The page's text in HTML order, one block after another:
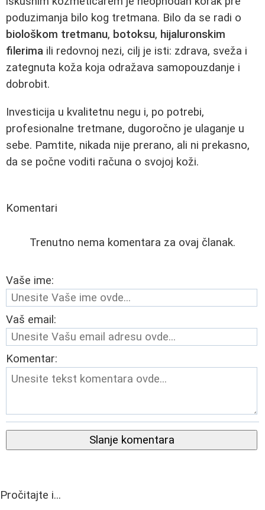
poduzimanja bilo kog tretmana. Bilo da se radi o
biološkom tretmanu, botoksu, hijaluronskim
filerima ili redovnoj nezi, cilj je isti: zdrava, sveža i
zategnuta koža koja odražava samopouzdanje i
dobrobit.
Investicija u kvalitetnu negu i, po potrebi,
profesionalne tretmane, dugoročno je ulaganje u
sebe. Pamtite, nikada nije prerano, ali ni prekasno,
da se počne voditi računa o svojoj koži.
Komentari
Trenutno nema komentara za ovaj članak.
Vaše ime:
Vaš email:
Komentar:
Slanje komentara
Pročitajte i...